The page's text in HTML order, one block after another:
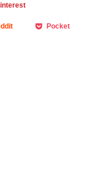
Pocket